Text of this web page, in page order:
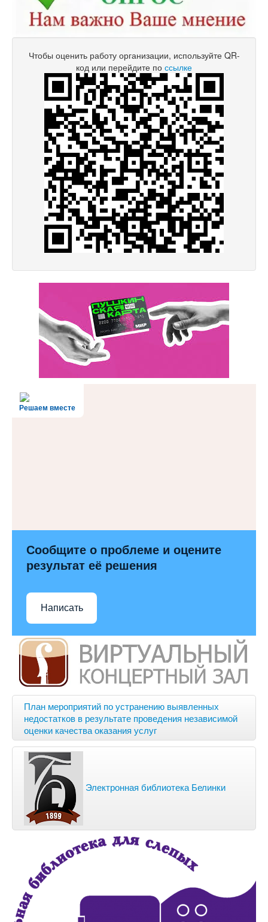
Чтобы оценить работу организации, используйте QR-
код или перейдите по ссылке
Решаем вместе
Сообщите о проблеме и оцените
результат её решения
Написать
План мероприятий по устранению выявленных
недостатков в результате проведения независимой
оценки качества оказания услуг
Электронная библиотека Белинки